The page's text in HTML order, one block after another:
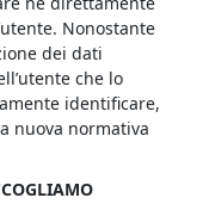
Nonostante
dei dati
che lo
identificare,
nuova normativa